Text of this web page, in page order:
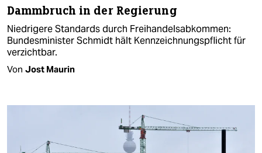
Dammbruch in der Regierung
Niedrigere Standards durch Freihandelsabkommen:
Bundesminister Schmidt hält Kennzeichnungspflicht für
verzichtbar.
Von Jost Maurin